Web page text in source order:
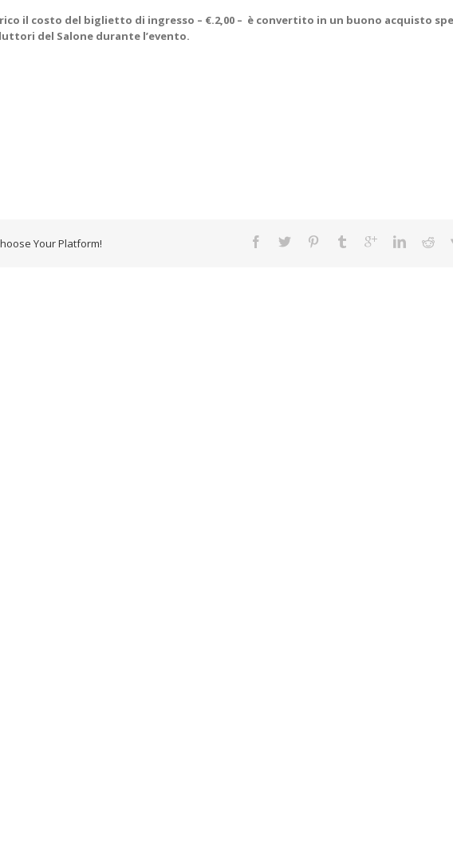
il costo del biglietto di ingresso – €.2,00 – è convertito in un buono acquisto
del Salone durante l’evento.
Your Platform!